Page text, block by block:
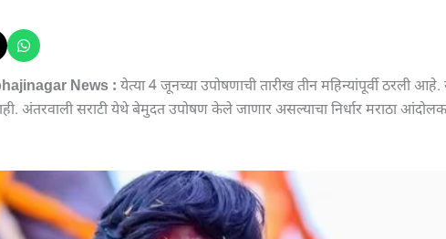
News : येत्या 4 जूनच्या उपोषणाची तारीख तीन महिन्यांपूर्वी ठरली
अंतरवाली सराटी येथे बेमुदत उपोषण केले जाणार असल्याचा निर्धार मराठा